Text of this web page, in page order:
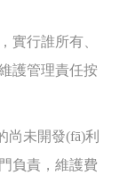
誰所有、
維護管理責任按
尚未開發(fā)利
責，維護費